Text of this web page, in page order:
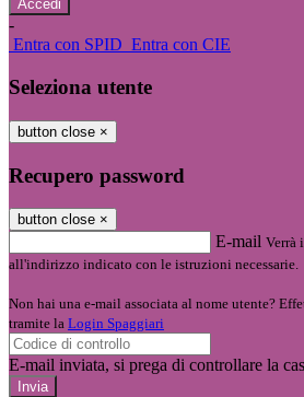
-
Entra con SPID Entra con CIE
Seleziona utente
button close ×
Recupero password
button close ×
E-mail Verrà
all'indirizzo indicato con le istruzioni necessarie.
Non hai una e-mail associata al nome utente?
tramite la Login Spaggiari
E-mail inviata, si prega di controllare la